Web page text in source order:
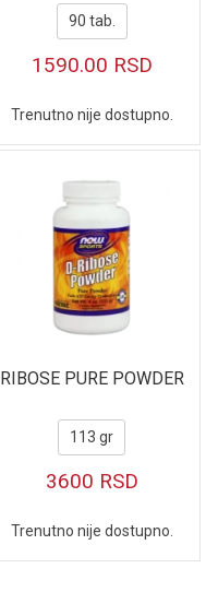
90 tab.
1590.00 RSD
Trenutno nije dostupno.
RIBOSE PURE POWDER
113 gr
3600 RSD
Trenutno nije dostupno.